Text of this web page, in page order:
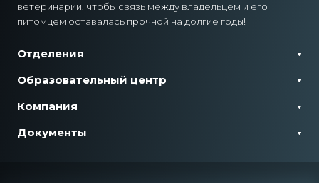
ветеринарии, чтобы связь между владельцем и его
питомцем оставалась прочной на долгие годы!
Отделения
Образовательный центр
Компания
Документы